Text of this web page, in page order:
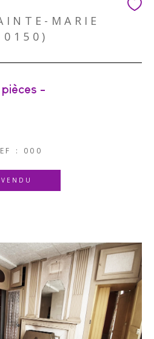
MARIE
-
: 000
VENDU